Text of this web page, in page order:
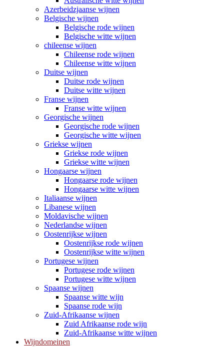
Azerbeidzjaanse wijnen
Belgische wijnen
Belgische rode wijnen
Belgische witte wijnen
chileense wijnen
Chileense rode wijnen
Chileense witte wijnen
Duitse wijnen
Duitse rode wijnen
Duitse witte wijnen
Franse wijnen
Franse witte wijnen
Georgische wijnen
Georgische rode wijnen
Georgische witte wijnen
Griekse wijnen
Griekse rode wijnen
Griekse witte wijnen
Hongaarse wijnen
Hongaarse rode wijnen
Hongaarse witte wijnen
Italiaanse wijnen
Libanese wijnen
Moldavische wijnen
Nederlandse wijnen
Oostenrijkse wijnen
Oostenrijkse rode wijnen
Oostenrijkse witte wijnen
Portugese wijnen
Portugese rode wijnen
Portugese witte wijnen
Spaanse wijnen
Spaanse witte wijn
Spaanse rode wijn
Zuid-Afrikaanse wijnen
Zuid Afrikaanse rode wijn
Zuid-Afrikaanse witte wijnen
Wijndomeinen